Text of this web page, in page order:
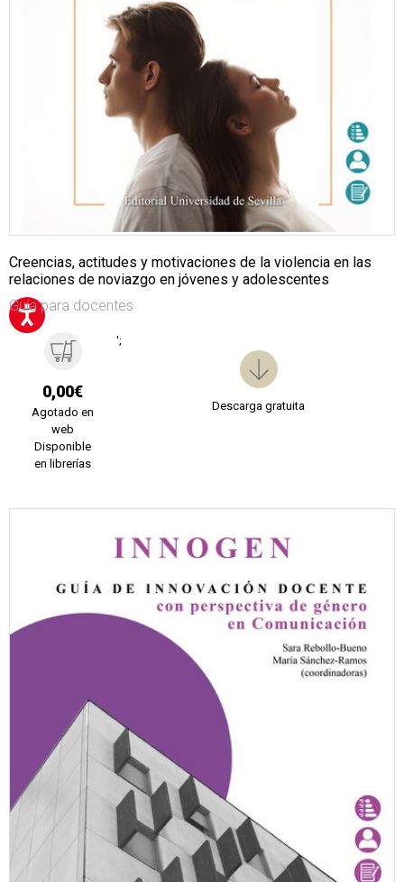
Creencias, actitudes y motivaciones de la violencia en las
relaciones de noviazgo en jóvenes y adolescentes
Guía para docentes
0,00€
Agotado en
web
Disponible
en librerías
';
Descarga gratuita